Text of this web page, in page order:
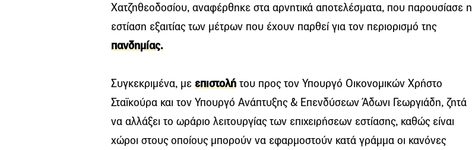
Χατζηθεοδοσίου, αναφέρθηκε στα αρνητικά αποτελέσματα, που παρουσίασε η
εστίαση εξαιτίας των μέτρων που έχουν παρθεί για τον περιορισμό της
πανδημίας.
Συγκεκριμένα, με επιστολή του προς τον Υπουργό Οικονομικών Χρήστο
Σταϊκούρα και τον Υπουργό Ανάπτυξης & Επενδύσεων Άδωνι Γεωργιάδη, ζητά
να αλλάξει το ωράριο λειτουργίας των επιχειρήσεων εστίασης, καθώς είναι
χώροι στους οποίους μπορούν να εφαρμοστούν κατά γράμμα οι κανόνες